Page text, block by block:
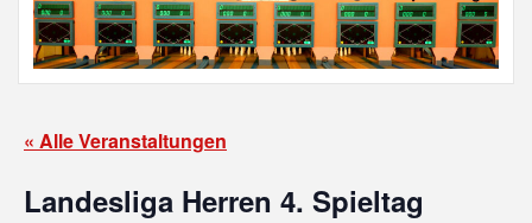
« Alle Veranstaltungen
Landesliga Herren 4. Spieltag